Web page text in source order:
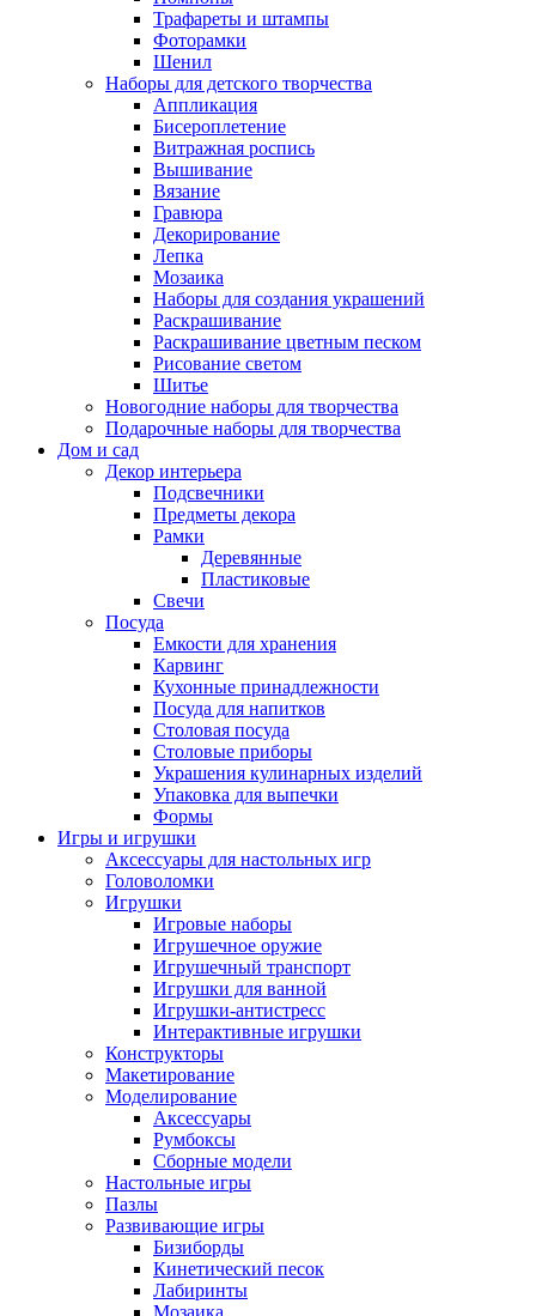
Трафареты и штампы
Фоторамки
Шенил
Наборы для детского творчества
Аппликация
Бисероплетение
Витражная роспись
Вышивание
Вязание
Гравюра
Декорирование
Лепка
Мозаика
Наборы для создания украшений
Раскрашивание
Раскрашивание цветным песком
Рисование светом
Шитье
Новогодние наборы для творчества
Подарочные наборы для творчества
Дом и сад
Декор интерьера
Подсвечники
Предметы декора
Рамки
Деревянные
Пластиковые
Свечи
Посуда
Емкости для хранения
Карвинг
Кухонные принадлежности
Посуда для напитков
Столовая посуда
Столовые приборы
Украшения кулинарных изделий
Упаковка для выпечки
Формы
Игры и игрушки
Аксессуары для настольных игр
Головоломки
Игрушки
Игровые наборы
Игрушечное оружие
Игрушечный транспорт
Игрушки для ванной
Игрушки-антистресс
Интерактивные игрушки
Конструкторы
Макетирование
Моделирование
Аксессуары
Румбоксы
Сборные модели
Настольные игры
Пазлы
Развивающие игры
Бизиборды
Кинетический песок
Лабиринты
Мозаика